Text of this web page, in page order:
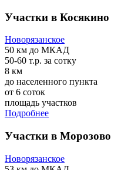
Участки в Косякино
Новорязанское
50 км до МКАД
50-60 т.р. за сотку
8 км
до населенного пункта
от 6 соток
площадь участков
Подробнее
Участки в Морозово
Новорязанское